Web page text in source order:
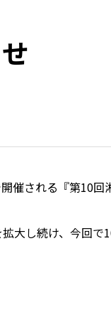
催される『第10回
大し続け、今回で